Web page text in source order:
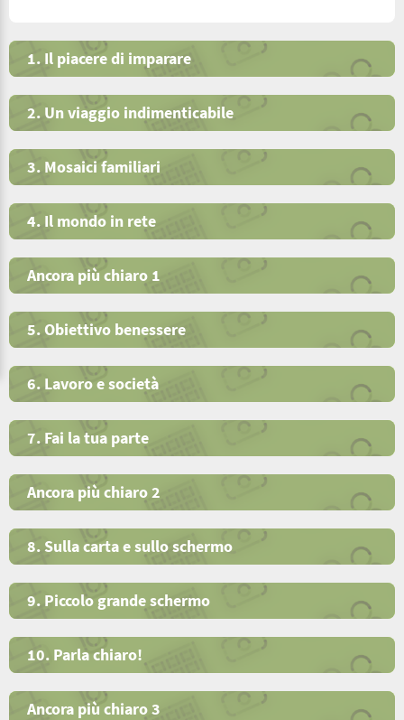
1. Il piacere di imparare
2. Un viaggio indimenticabile
3. Mosaici familiari
4. Il mondo in rete
Ancora più chiaro 1
5. Obiettivo benessere
6. Lavoro e società
7. Fai la tua parte
Ancora più chiaro 2
8. Sulla carta e sullo schermo
9. Piccolo grande schermo
10. Parla chiaro!
Ancora più chiaro 3